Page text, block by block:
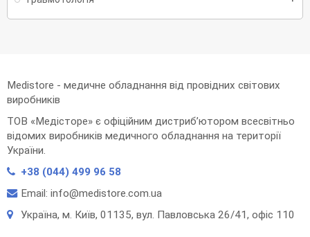
Medistore - медичне обладнання від провідних світових
виробників
ТОВ «Медісторе» є офіційним дистриб’ютором всесвітньо
відомих виробників медичного обладнання на території
України.
+38 (044) 499 96 58
Email: info@medistore.com.ua
Українa, м. Київ, 01135, вул. Павловська 26/41, офіс 110